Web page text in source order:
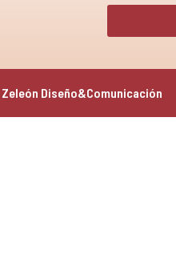
Zeleón Diseño&Comunicación